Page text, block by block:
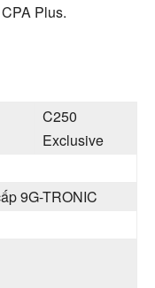
Plus.
C250
Exclusive
9G-TRONIC